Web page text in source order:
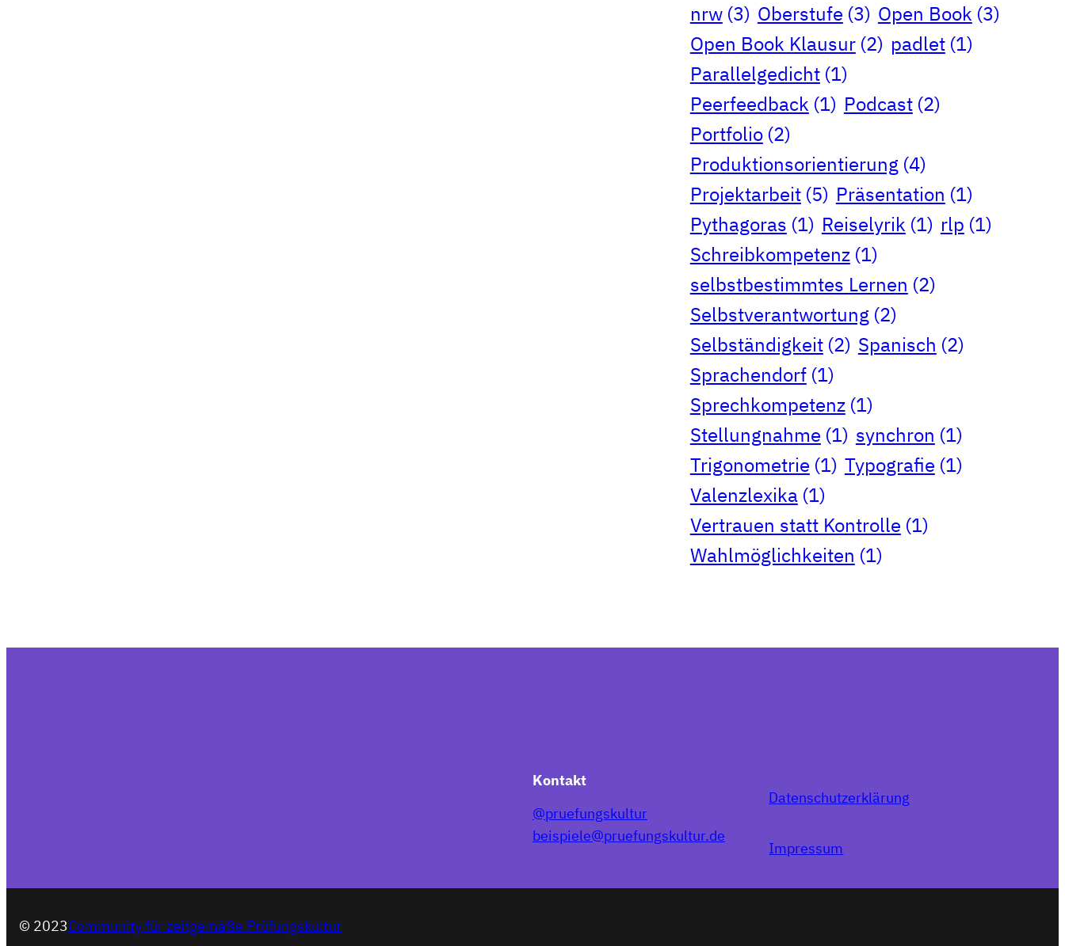
nrw (3) Oberstufe (3) Open Book (3)
Open Book Klausur (2) padlet (1)
Parallelgedicht (1)
Peerfeedback (1) Podcast (2)
Portfolio (2)
Produktionsorientierung (4)
Projektarbeit (5) Präsentation (1)
Pythagoras (1) Reiselyrik (1) rlp (1)
Schreibkompetenz (1)
selbstbestimmtes Lernen (2)
Selbstverantwortung (2)
Selbständigkeit (2) Spanisch (2)
Sprachendorf (1)
Sprechkompetenz (1)
Stellungnahme (1) synchron (1)
Trigonometrie (1) Typografie (1)
Valenzlexika (1)
Vertrauen statt Kontrolle (1)
Wahlmöglichkeiten (1)
Kontakt
@pruefungskultur
beispiele@pruefungskultur.de
Datenschutzerklärung
Impressum
© 2023Community für zeitgemäße Prüfungskultur